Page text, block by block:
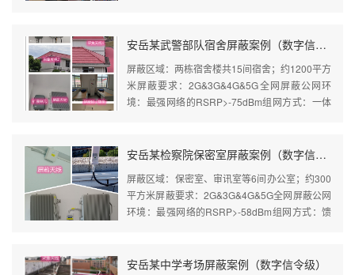
安岳某武警部队宿舍屏蔽案例（数字信令级）
屏蔽区域：两栋宿舍楼共15间宿舍；约1200平方
米屏蔽要求：2G&3G&4G&5G全网屏蔽公网环
境：最强网络的RSRP>-75dBm组网方式：一体
安岳某检察院保密室屏蔽案例（数字信令级）
屏蔽区域：保密室、审讯室等6间办公室；约300
平方米屏蔽要求：2G&3G&4G&5G全网屏蔽公网
环境：最强网络的RSRP>-58dBm组网方式：馈
安岳某中学考场屏蔽案例（数字信令级）